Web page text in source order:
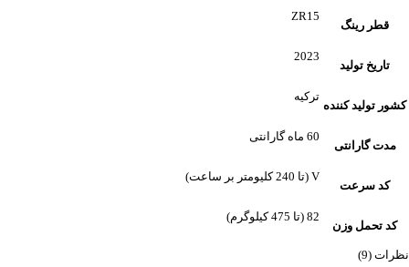
قطر رینگ
ZR15
تاریخ تولید
2023
کشور تولید کننده
ترکیه
مدت گارانتی
60 ماه گارانتی
کد سرعت
V (تا 240 کلیومتر بر ساعت)
کد تحمل وزن
82 (تا 475 کیلوگرم)
نظرات (9)